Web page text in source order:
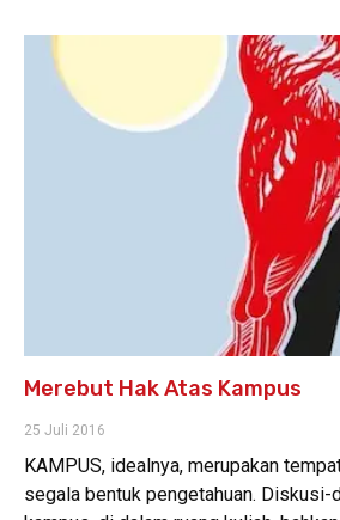
Merebut Hak Atas Kampus
25 Juli 2016
KAMPUS, idealnya, merupakan
segala bentuk pengetahuan.